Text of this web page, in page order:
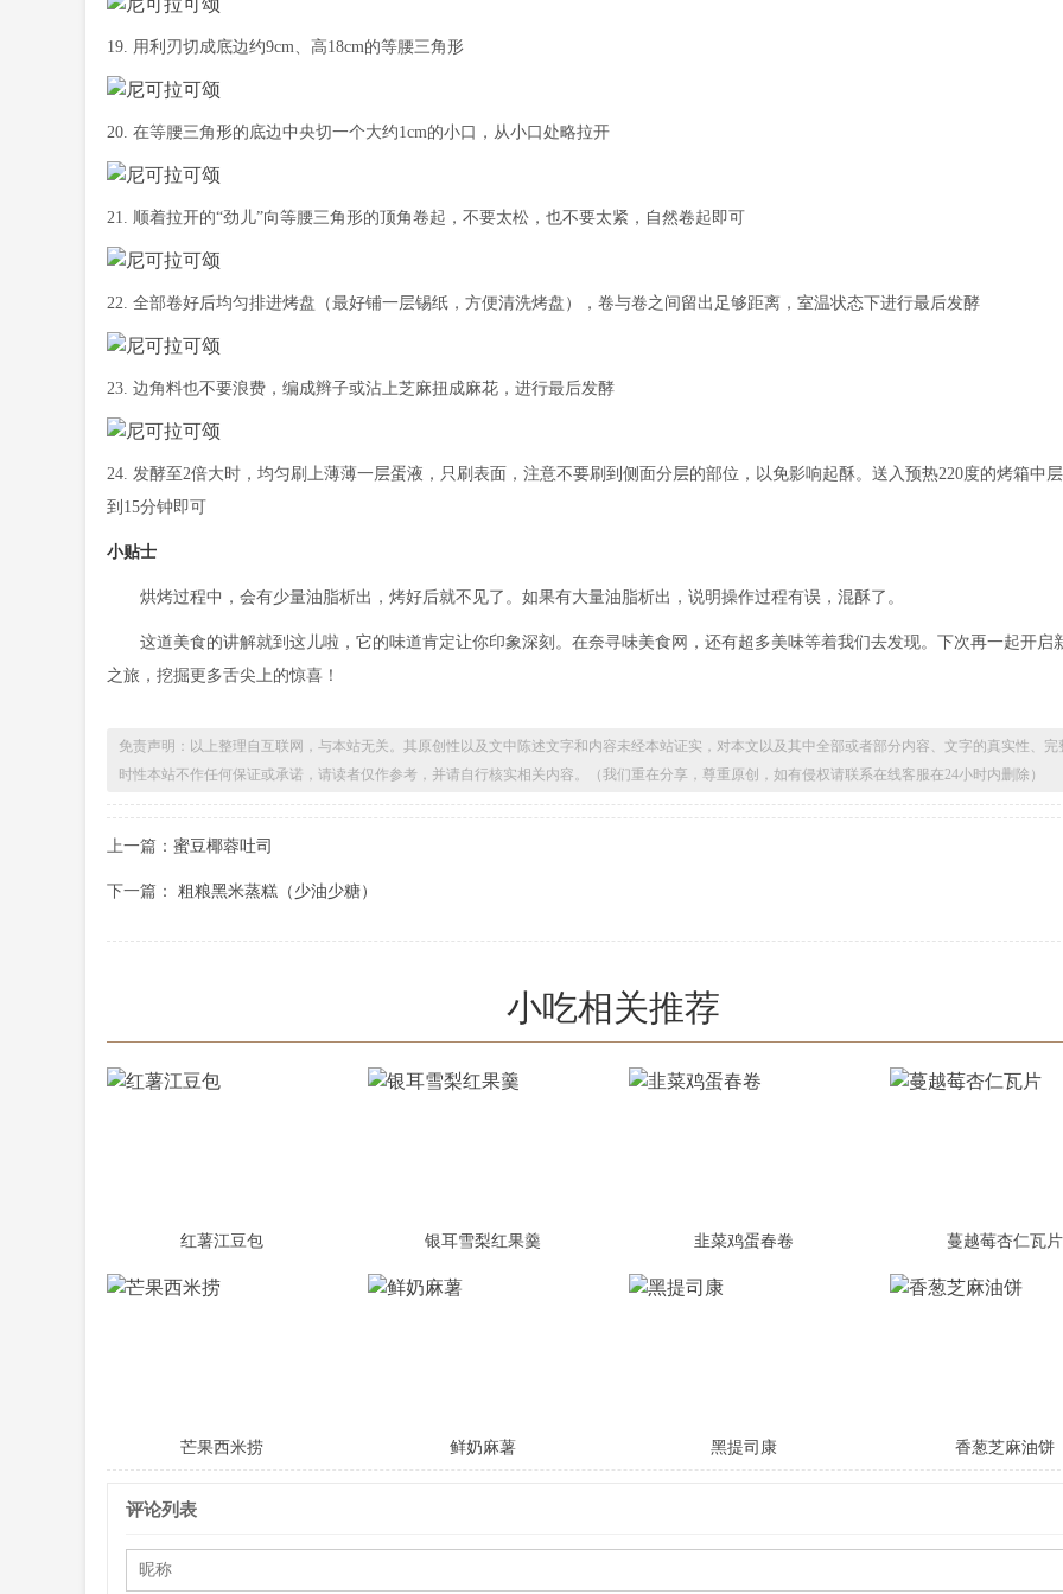
19. 用利刃切成底边约9cm、高18cm的等腰三角形
20. 在等腰三角形的底边中央切一个大约1cm的小口，从小口处略拉开
21. 顺着拉开的“劲儿”向等腰三角形的顶角卷起，不要太松，也不要太紧，自然卷起即可
22. 全部卷好后均匀排进烤盘（最好铺一层锡纸，方便清洗烤盘），卷与卷之间留出足够距离，室温状态下进行最后发酵
23. 边角料也不要浪费，编成辫子或沾上芝麻扭成麻花，进行最后发酵
24. 发酵至2倍大时，均匀刷上薄薄一层蛋液，只刷表面，注意不要刷到侧面分层的部位，以免影响起酥。送入预热220度的烤箱中
到15分钟即可
小贴士
烘烤过程中，会有少量油脂析出，烤好后就不见了。如果有大量油脂析出，说明操作过程有误，混酥了。
这道美食的讲解就到这儿啦，它的味道肯定让你印象深刻。在奈寻味美食网，还有超多美味等着我们去发现。下次再一起开启
之旅，挖掘更多舌尖上的惊喜！
免责声明：以上整理自互联网，与本站无关。其原创性以及文中陈述文字和内容未经本站证实，对本文以及其中全部或者部分内容、文字的真实性、完
时性本站不作任何保证或承诺，请读者仅作参考，并请自行核实相关内容。（我们重在分享，尊重原创，如有侵权请联系在线客服在24小时内删除）
上一篇： 蜜豆椰蓉吐司
下一篇： 粗粮黑米蒸糕（少油少糖）
小吃相关推荐
红薯江豆包 银耳雪梨红果羹 韭菜鸡蛋春卷 蔓越莓杏仁瓦片
芒果西米捞 鲜奶麻薯 黑提司康 香葱芝麻油饼
评论列表